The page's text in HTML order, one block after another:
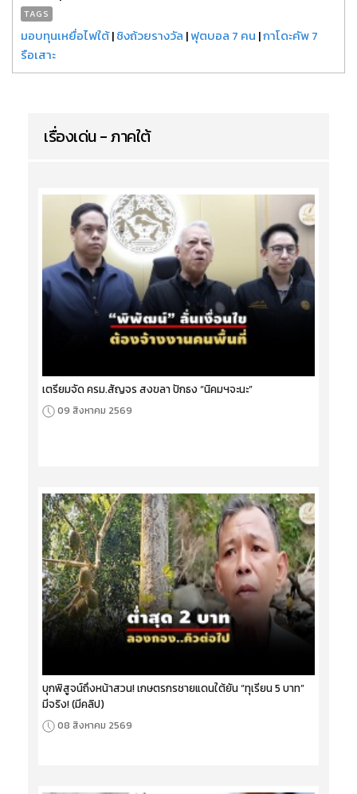
TAGS
มอบทุนเหยื่อไฟใต้|ชิงถ้วยรางวัล |ฟุตบอล 7 คน |กาโดะคัพ 7
รือเสาะ
เรื่องเด่น - ภาคใต้
เตรียมจัด ครม.สัญจร สงขลา ปักธง “นิคมฯจะนะ”
09 สิงหาคม 2569
บุกพิสูจน์ถึงหน้าสวน! เกษตรกรชายแดนใต้ยัน “ทุเรียน 5 บาท”
มีจริง! (มีคลิป)
08 สิงหาคม 2569